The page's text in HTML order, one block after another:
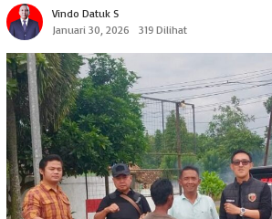
Vindo Datuk S
Januari 30, 2026
319 Dilihat